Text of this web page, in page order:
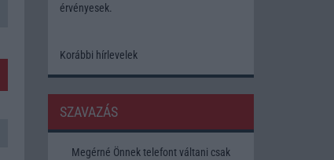
érvényesek.
Korábbi hírlevelek
SZAVAZÁS
Megérné Önnek telefont váltani csak